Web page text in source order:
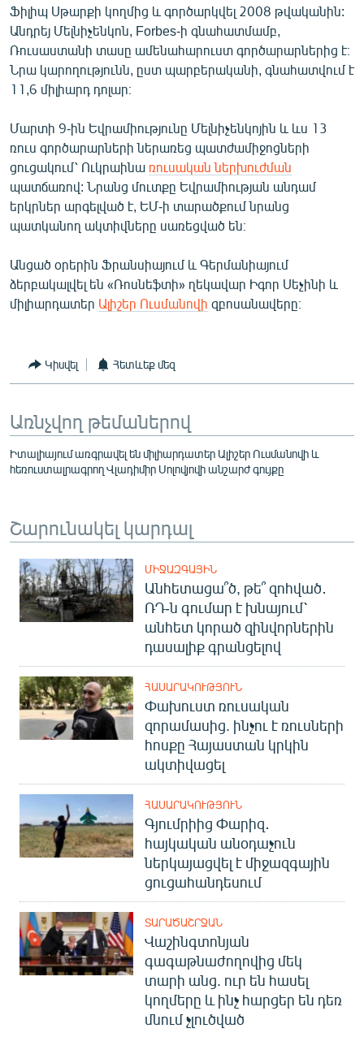
Русский
ՀԵՏԵՎԵՔ ՄԵԶ
«Ազատության» բոլոր կայքերը
Ֆիլիպ Սթարքի կողմից և գործարկվել 2008 թվականին:
Անդրեյ Մելնիչենկոն, Forbes-ի գնահատմամբ,
Ռուսաստանի տասը ամենահարուստ գործարարներից է։
Նրա կարողությունն, ըստ պարբերականի, գնահատվում է
11,6 միլիարդ դոլար։
Մարտի 9-ին Եվրամիությունը Մելնիչենկոյին և ևս 13
ռուս գործարարների ներառեց պատժամիջոցների
ցուցակում՝ Ուկրաինա ռուսական ներխուժման
պատճառով: Նրանց մուտքը Եվրամիության անդամ
երկրներ արգելված է, ԵՄ-ի տարածքում նրանց
պատկանող ակտիվները սառեցված են։
Անցած օրերին Ֆրանսիայում և Գերմանիայում
ձերբակալվել են «Ռոսնեֆտի» ղեկավար Իգոր Սեչինի և
միլիարդատեր Ալիշեր Ուսմանովի զբոսանավերը։
Կիսվել Հետևեք մեզ
Առնչվող թեմաներով
Իտալիայում առգրավել են միլիարդատեր Ալիշեր Ուսմանովի և
հեռուստալրագրող Վլադիմիր Սոլովյովի անշարժ գույքը
Շարունակել կարդալ
ՄԻՋԱԶԳԱՅԻՆ
Անհետացա՞ծ, թե՞ զոհված․
ՌԴ-ն գումար է խնայում՝
անհետ կորած զինվորներին
դասալիք գրանցելով
ՀԱՍԱՐԱԿՈՒԹՅՈՒՆ
Փախուստ ռուսական
զորամասից. ինչու է ռուսների
հոսքը Հայաստան կրկին
ակտիվացել
ՀԱՍԱՐԱԿՈՒԹՅՈՒՆ
Գյումրիից Փարիզ․
հայկական անօդաչուն
ներկայացվել է միջազգային
ցուցահանդեսում
ՏԱՐԱԾԱՇՐՋԱՆ
Վաշինգտոնյան
գագաթնաժողովից մեկ
տարի անց. ուր են հասել
կողմերը և ինչ հարցեր են դեռ
մնում չլուծված